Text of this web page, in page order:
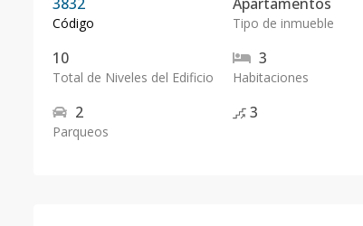
Código Tipo de inmueble
10
Total de Niveles del Edificio
3
Habitaciones
2
Parqueos
3